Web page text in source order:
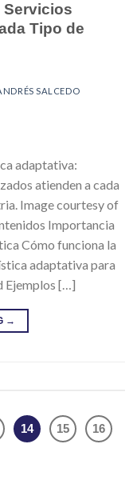
Servicios
Tipo de
SALCEDO
adaptativa:
atienden a cada
Image courtesy of
Importancia
Cómo funciona la
adaptativa para
Ejemplos […]
→
14 15 16